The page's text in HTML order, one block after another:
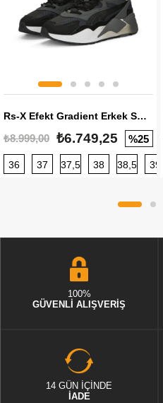
Rs-X Efekt Gradient Erkek Sneaker
₺8.999,00 ₺6.749,25 %25
36 37 37,5 38 38,5 39
100%
GÜVENLİ ALIŞVERİŞ
14 GÜN İÇİNDE
İADE